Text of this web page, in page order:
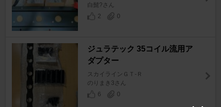
白髭?さん
2
0
ジュラテック 35コイル流用ア
ダプター
スカイラインＧＴ‐Ｒ
のりまき3さん
6
0